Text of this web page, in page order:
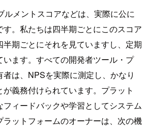
ルメントスコアなどは、実際に公に
。私たちは四半期ごとにこのスコア
半期ごとにそれを見ていますし、定期
います。すべての開発者ツール・プ
は、NPSを実際に測定し、かなり
義務付けられています。プラット
ィードバックや学習としてシステム
ラットフォームのオーナーは、次の機